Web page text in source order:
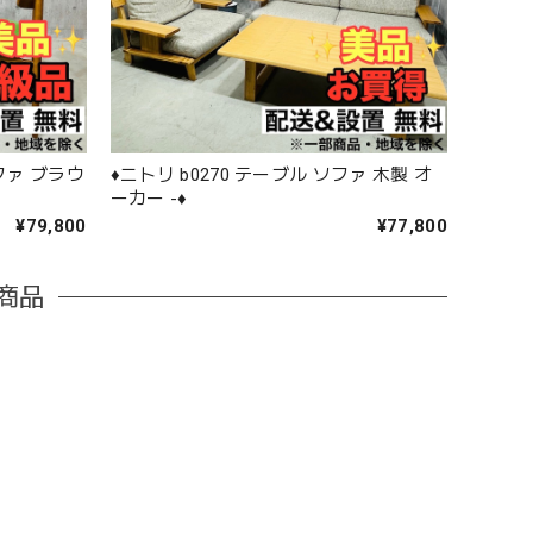
ァ ブラウ
¥79,800
♦️ニトリ b0270 テーブル ソファ 木製 オ
ーカー -♦️
¥77,800
品